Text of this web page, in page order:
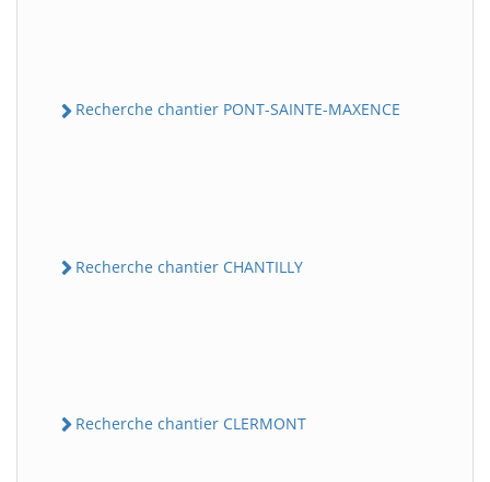
Recherche chantier PONT-SAINTE-MAXENCE
Recherche chantier CHANTILLY
Recherche chantier CLERMONT